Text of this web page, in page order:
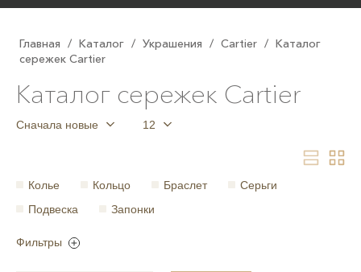
Главная / Каталог / Украшения / Cartier / Каталог
сережек Cartier
Каталог сережек Cartier
Колье Кольцо Браслет
Серьги
Подвеска
Запонки
Фильтры
Сначала новые 12